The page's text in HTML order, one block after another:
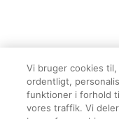
Vi bruger cookies
ordentligt,
funktioner i forhold
vores traffik. Vi